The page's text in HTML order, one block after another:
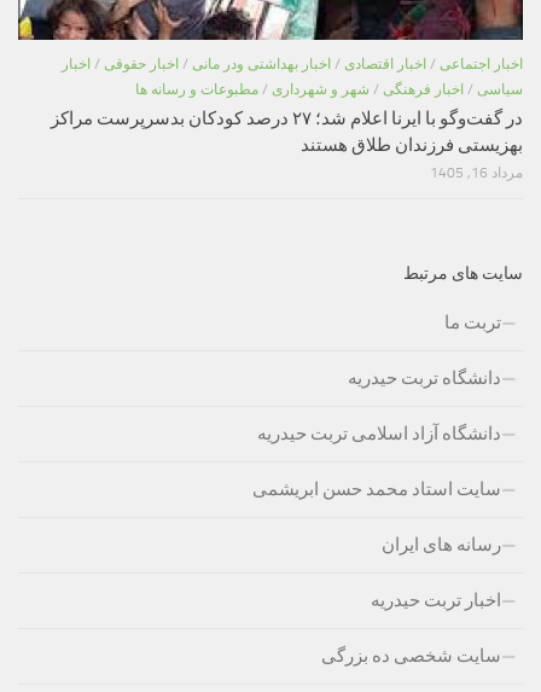
اخبار اجتماعی / اخبار اقتصادی / اخبار بهداشتی ودر مانی / اخبار حقوقی / اخبار
سیاسی / اخبار فرهنگی / شهر و شهرداری / مطبوعات و رسانه ها
در گفت‌وگو با ایرنا اعلام شد؛ ۲۷ درصد کودکان بدسرپرست مراکز
بهزیستی فرزندان طلاق هستند
مرداد 16, 1405
سایت های مرتبط
تربت ما
دانشگاه تربت حیدریه
دانشگاه آزاد اسلامی تربت حیدریه
سایت استاد محمد حسن ابریشمی
رسانه های ایران
اخبار تربت حیدریه
سایت شخصی ده بزرگی